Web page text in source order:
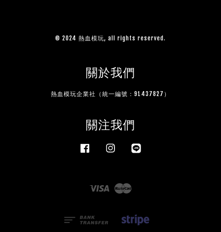
© 2024 熱血模玩, all rights reserved.
關於我們
熱血模玩企業社（統一編號：91437827）
關注我們
Facebook Instagram
Visa